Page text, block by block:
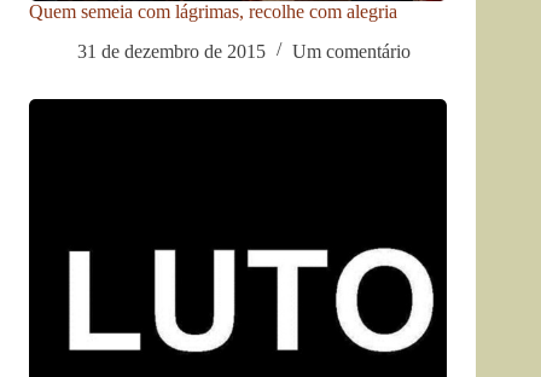
Quem semeia com lágrimas, recolhe com alegria
31 de dezembro de 2015
Um comentário